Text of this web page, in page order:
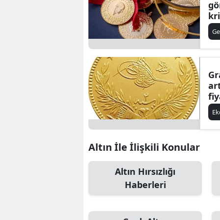
Altın İle İlişkili Konular
Altın Hırsızlığı
Haberleri